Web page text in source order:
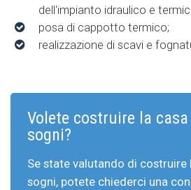
dell'impianto idraulico e
posa di cappotto termico;
realizzazione di scavi e
Volete costruire la
sogni?
Se state valutando di costruire
sogni, potete chiederci una